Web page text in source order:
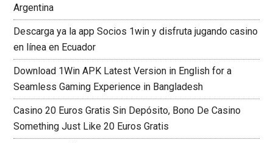
Argentina
Descarga ya la app Socios 1win y disfruta jugando casino
en línea en Ecuador
Download 1Win APK Latest Version in English for a
Seamless Gaming Experience in Bangladesh
Casino 20 Euros Gratis Sin Depósito, Bono De Casino
Something Just Like 20 Euros Gratis